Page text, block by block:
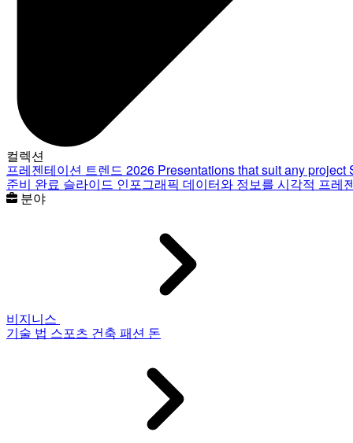
컬렉션
프레젠테이션 트렌드 2026 Presentations that suit any project
준비 완료 슬라이드 인포그래픽 데이터와 정보를 시각적 프레
분야
비지니스
기술 법 스포츠 건축 패션 돈